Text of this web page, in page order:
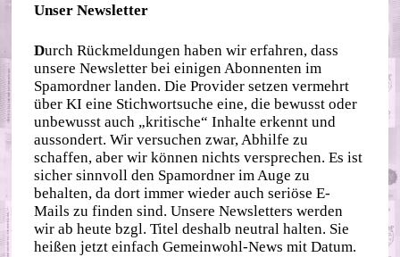
Unser Newsletter
Durch Rückmeldungen haben wir erfahren, dass
unsere Newsletter bei einigen Abonnenten im
Spamordner landen. Die Provider setzen vermehrt
über KI eine Stichwortsuche eine, die bewusst oder
unbewusst auch „kritische“ Inhalte erkennt und
aussondert. Wir versuchen zwar, Abhilfe zu
schaffen, aber wir können nichts versprechen. Es ist
sicher sinnvoll den Spamordner im Auge zu
behalten, da dort immer wieder auch seriöse E-
Mails zu finden sind. Unsere Newsletters werden
wir ab heute bzgl. Titel deshalb neutral halten. Sie
heißen jetzt einfach Gemeinwohl-News mit Datum.